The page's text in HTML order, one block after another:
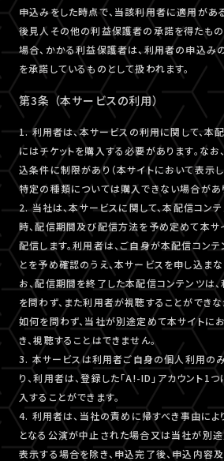
申込みをした時点で、当該利用者に適用があ
後見人その他の利益保護者の承諾を得たもの
場合、かかる利益保護者は、利用者の申込み
を承諾しているものとして扱われます。
第3条 （本サービスの利用）
1. 利用者は、本サービスの利用に関して、本
にはチケットを購入する必要があります。なお
込条件に制限があり（本サイトにおいて表示し
特定の種類については購入できない場合があ
2. 当社は、本サービスに関して、本配信コン
時、配信期間及び配信方法を予め定めて本サ
配信します。利用者は、ご自身が本配信コン
とを予め確認のうえ、本サービスを申し込ま
お、配信期間を終了した本配信コンテンツは
を問わず、また利用者が視聴することができ
如何を問わず、当社が別途定めて本サイトに
き、視聴することはできません。
3. 本サービスは利用者ご自身の個人利用の
り、利用者は、登録した「A!-ID」アカウント1
入することができます。
4. 利用者は、当社の責めに帰すべき事由によ
となる公演が中止された場合又は当社が別
表示する場合を除き、申込完了後、申込内容